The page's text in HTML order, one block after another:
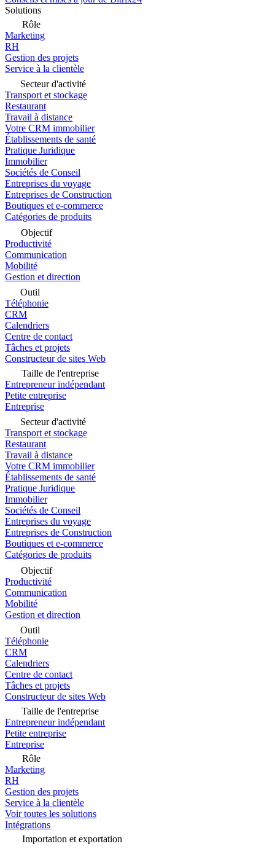
Solutions
Rôle
Marketing
RH
Gestion des projets
Service à la clientèle
Secteur d'activité
Transport et stockage
Restaurant
Travail à distance
Votre CRM immobilier
Établissements de santé
Pratique Juridique
Immobilier
Sociétés de Conseil
Entreprises du voyage
Entreprises de Construction
Boutiques et e-commerce
Catégories de produits
Objectif
Productivité
Communication
Mobilité
Gestion et direction
Outil
Téléphonie
CRM
Calendriers
Centre de contact
Tâches et projets
Constructeur de sites Web
Taille de l'entreprise
Entrepreneur indépendant
Petite entreprise
Entreprise
Secteur d'activité
Transport et stockage
Restaurant
Travail à distance
Votre CRM immobilier
Établissements de santé
Pratique Juridique
Immobilier
Sociétés de Conseil
Entreprises du voyage
Entreprises de Construction
Boutiques et e-commerce
Catégories de produits
Objectif
Productivité
Communication
Mobilité
Gestion et direction
Outil
Téléphonie
CRM
Calendriers
Centre de contact
Tâches et projets
Constructeur de sites Web
Taille de l'entreprise
Entrepreneur indépendant
Petite entreprise
Entreprise
Rôle
Marketing
RH
Gestion des projets
Service à la clientèle
Voir toutes les solutions
Intégrations
Importation et exportation